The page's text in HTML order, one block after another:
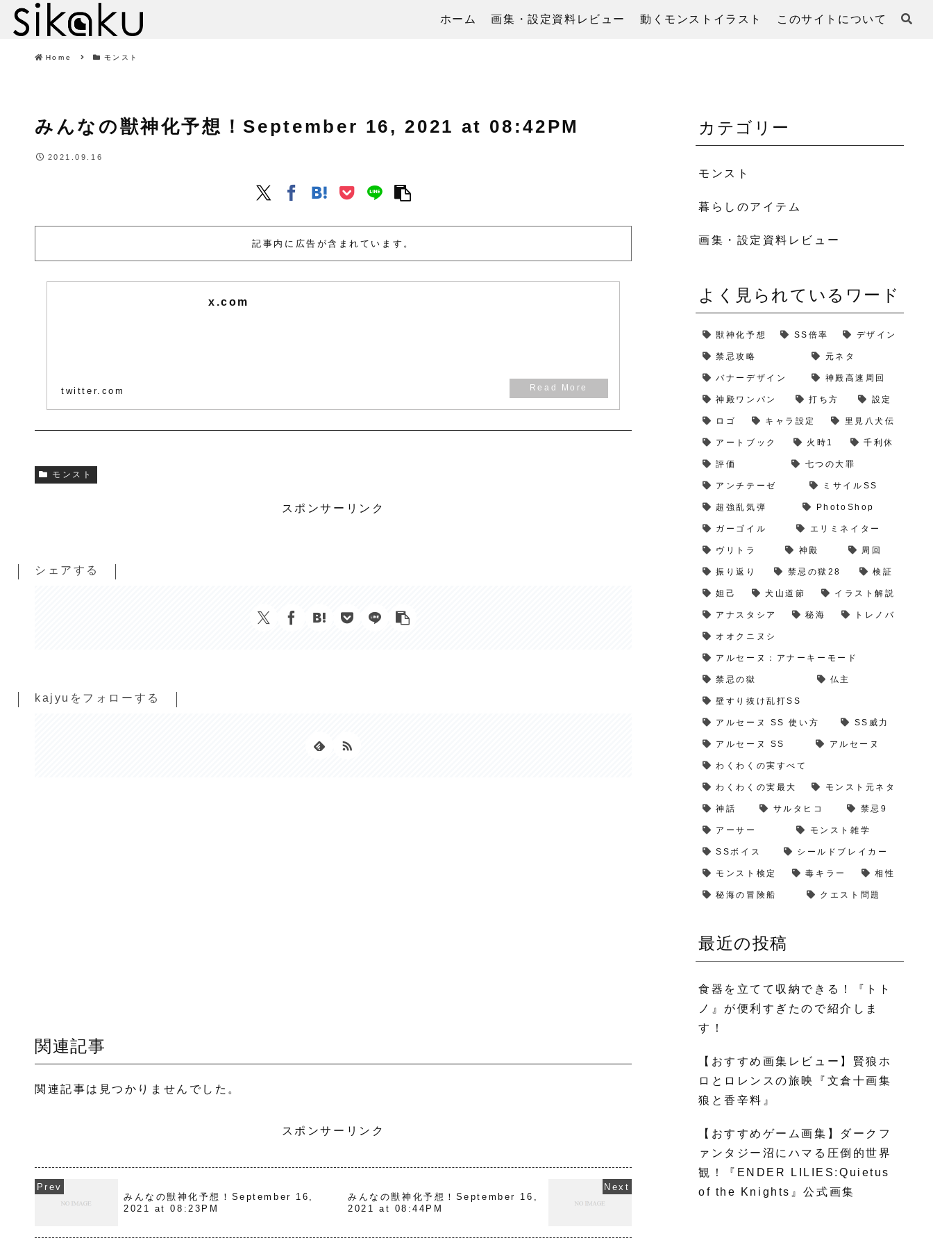
ホーム 画集・設定資料レビュー 動くモンストイラスト このサイトについて
Home モンスト
みんなの獣神化予想！September 16, 2021 at 08:42PM
2021.09.16
記事内に広告が含まれています。
x.com
twitter.com
モンスト
スポンサーリンク
シェアする
kajyuをフォローする
関連記事
関連記事は見つかりませんでした。
スポンサーリンク
みんなの獣神化予想！September 16,
2021 at 08:23PM
みんなの獣神化予想！September 16,
2021 at 08:44PM
カテゴリー
モンスト
暮らしのアイテム
画集・設定資料レビュー
よく見られているワード
獣神化予想 SS倍率 デザイン
禁忌攻略 元ネタ
バナーデザイン 神殿高速周回
神殿ワンパン 打ち方 設定
ロゴ キャラ設定 里見八犬伝
アートブック 火時1 千利休
評価 七つの大罪
アンチテーゼ ミサイルSS
超強乱気弾 PhotoShop
ガーゴイル エリミネイター
ヴリトラ 神殿 周回
振り返り 禁忌の獄28 検証
妲己 犬山道節 イラスト解説
アナスタシア 秘海 トレノバ
オオクニヌシ
アルセーヌ：アナーキーモード
禁忌の獄 仏主
壁すり抜け乱打SS
アルセーヌ SS 使い方 SS威力
アルセーヌ SS アルセーヌ
わくわくの実すべて
わくわくの実最大 モンスト元ネタ
神話 サルタヒコ 禁忌9
アーサー モンスト雑学
SSボイス シールドブレイカー
モンスト検定 毒キラー 相性
秘海の冒険船 クエスト問題
最近の投稿
食器を立てて収納できる！『トト
ノ』が便利すぎたので紹介しま
す！
【おすすめ画集レビュー】賢狼ホ
ロとロレンスの旅映『文倉十画集
狼と香辛料』
【おすすめゲーム画集】ダークフ
ァンタジー沼にハマる圧倒的世界
観！『ENDER LILIES:Quietus
of the Knights』公式画集